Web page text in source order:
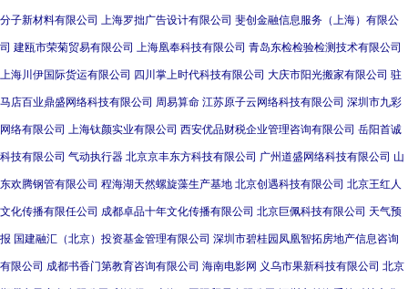
分子新材料有限公司 上海罗拙广告设计有限公司 斐创金融信息服务（上海）有限公
司 建瓯市荣菊贸易有限公司 上海凰奉科技有限公司 青岛东检检验检测技术有限公司
上海川伊国际货运有限公司 四川掌上时代科技有限公司 大庆市阳光搬家有限公司 驻
马店百业鼎盛网络科技有限公司 周易算命 江苏原子云网络科技有限公司 深圳市九彩
网络有限公司 上海钛颜实业有限公司 西安优品财税企业管理咨询有限公司 岳阳首诚
科技有限公司 气动执行器 北京京丰东方科技有限公司 广州道盛网络科技有限公司 山
东欢腾钢管有限公司 程海湖天然螺旋藻生产基地 北京创遇科技有限公司 北京王红人
文化传播有限任公司 成都卓品十年文化传播有限公司 北京巨佩科技有限公司 天气预
报 国建融汇（北京）投资基金管理有限公司 深圳市碧桂园凤凰智拓房地产信息咨询
有限公司 成都书香门第教育咨询有限公司 海南电影网 义乌市果新科技有限公司 北京